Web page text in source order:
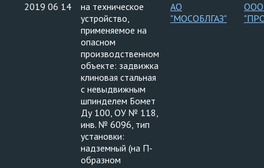
2019 06 14
на техническое
устройство,
применяемое на
опасном
производственном
объекте: задвижка
клиновая стальная
с невыдвижным
шпинделем Бомет
Ду 100, ОУ № 118,
инв. № 6096, тип
установки:
надземный (на П-
образном
АО
"МОСОБЛГАЗ"